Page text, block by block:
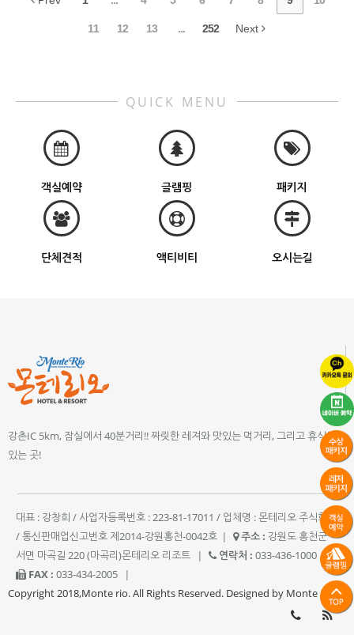
11 12 13 ... 252 Next
QUICK MENU
객실예약 글램핑 패키지
단체견적 액티비티 오시는길
강촌IC 5km, 잠실에서 40분거리!! 짜릿한 레져와 맛있는 먹거리, 그리고 휴식이
있는 곳!
대표 : 강창희 / 사업자등록번호 : 223-81-17011 / 업체명 : 몬테리오 주식회사
/ 통신판매업신고번호 제2014-강원홍천-0042호 | 주소 : 강원도 홍천군
서면 마곡길 220 (마곡리)몬테리오 리조트
| 연락처 : 033-436-1000
|
FAX : 033-434-2005
|
Copyright 2018,Monte rio. All Rights Reserved. Designed by Monte rio.